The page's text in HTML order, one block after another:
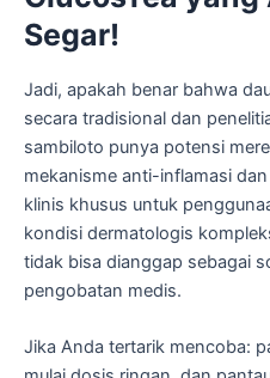
Segar!
Jadi, apakah benar bahwa
secara tradisional dan
sambiloto punya potensi
mekanisme anti-inflamasi
klinis khusus untuk
kondisi dermatologis
tidak bisa dianggap sebagai
pengobatan medis.
Jika Anda tertarik mencoba: